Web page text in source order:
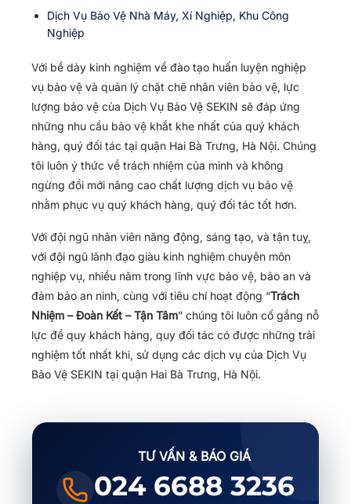
Dịch Vụ Bảo Vệ Nhà Máy, Xí Nghiệp, Khu Công
Nghiệp
Với bề dày kinh nghiệm về đào tạo huấn luyện nghiệp
vụ bảo vệ và quản lý chặt chẽ nhân viên bảo vệ, lực
lượng bảo vệ của Dịch Vụ Bảo Vệ SEKIN sẽ đáp ứng
những nhu cầu bảo vệ khắt khe nhất của quý khách
hàng, quý đối tác tại quận Hai Bà Trưng, Hà Nội. Chúng
tôi luôn ý thức về trách nhiệm của mình và không
ngừng đổi mới nâng cao chất lượng dịch vụ bảo vệ
nhằm phục vụ quý khách hàng, quý đối tác tốt hơn.
Với đội ngũ nhân viên năng động, sáng tạo, và tận tuỵ,
với đội ngũ lãnh đạo giàu kinh nghiệm chuyên môn
nghiệp vụ, nhiều năm trong lĩnh vực bảo vệ, bảo an và
đảm bảo an ninh, cùng với tiêu chí hoạt động “Trách
Nhiệm – Đoàn Kết – Tận Tâm” chúng tôi luôn cố gắng nỗ
lực để quy khách hàng, quy đối tác có được những trải
nghiệm tốt nhất khi, sử dụng các dịch vụ của Dịch Vụ
Bảo Vệ SEKIN tại quận Hai Bà Trưng, Hà Nội.
TƯ VẤN & BÁO GIÁ
024 6688 3236